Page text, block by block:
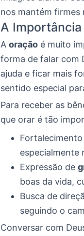
nos mantém firmes
A
A oração é muito
forma de falar com
ajuda e ficar mais
sentido especial
Para receber as
que orar é tão
Fortalecimento
especialmente
Expressão de
boas da vida,
Busca de
seguindo o
Conversar com